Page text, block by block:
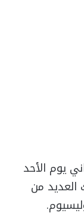
يوم الأحد
العديد من